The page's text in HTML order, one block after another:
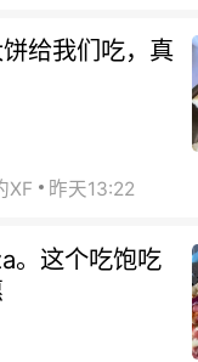
给我们吃，真
XF 昨天13:22
。这个吃饱吃